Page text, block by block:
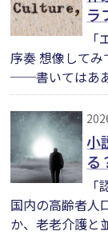
ラ
序奏 想像して
──書いてはあ
小
る
国内の高齢者人
か、老老介護と